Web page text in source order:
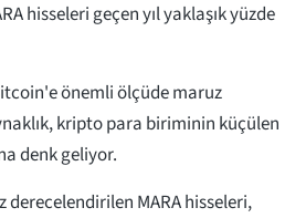
hisseleri geçen yıl yaklaşık yüzde
önemli ölçüde maruz
kripto para biriminin küçülen
denk geliyor.
derecelendirilen MARA hisseleri,